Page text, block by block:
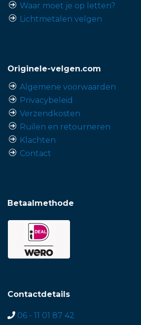
Waar moet je op letten?
Lichtmetalen velgen
Originele-velgen.com
Algemene voorwaarden
Privacybeleid
Verzendkosten
Ruilen en retourneren
Klachten
Contact
Betaalmethode
Contactdetails
06 - 11 01 87 42